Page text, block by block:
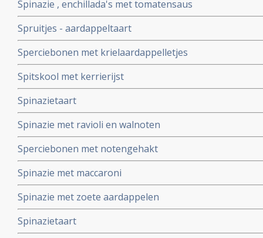
Spinazie , enchillada's met tomatensaus
Spruitjes - aardappeltaart
Sperciebonen met krielaardappelletjes
Spitskool met kerrierijst
Spinazietaart
Spinazie met ravioli en walnoten
Sperciebonen met notengehakt
Spinazie met maccaroni
Spinazie met zoete aardappelen
Spinazietaart